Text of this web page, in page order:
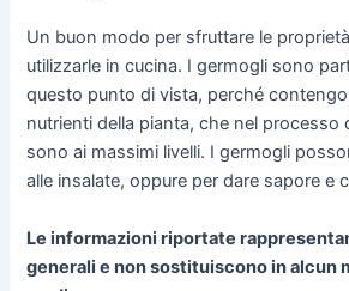
Un buon modo per sfruttare le
utilizzarle in cucina. I germogli sono
questo punto di vista, perché
nutrienti della pianta, che nel processo
sono ai massimi livelli. I germogli
alle insalate, oppure per dare sapore e
Le informazioni riportate
generali e non sostituiscono in alcun